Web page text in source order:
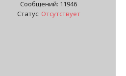
Сообщений: 11946
Статус: Отсутствует